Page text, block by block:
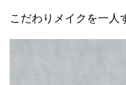
こだわりメイクを一人